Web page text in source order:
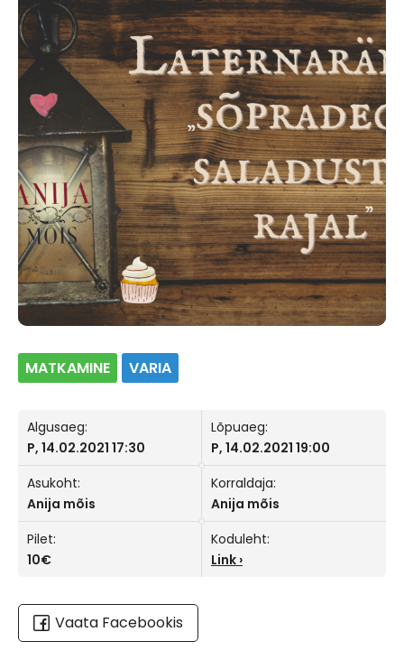
MATKAMINE VARIA
Algusaeg:
P, 14.02.2021 17:30
Lõpuaeg:
P, 14.02.2021 19:00
Asukoht:
Anija mõis
Korraldaja:
Anija mõis
Pilet:
10€
Koduleht:
Link
Vaata Facebookis